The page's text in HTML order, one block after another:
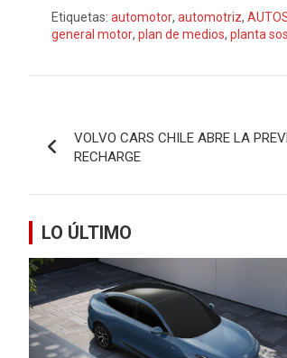
Etiquetas: automotor, automotriz,
general motor, plan de medios, planta
de
entradas
VOLVO CARS CHILE ABRE LA
RECHARGE
LO ÚLTIMO